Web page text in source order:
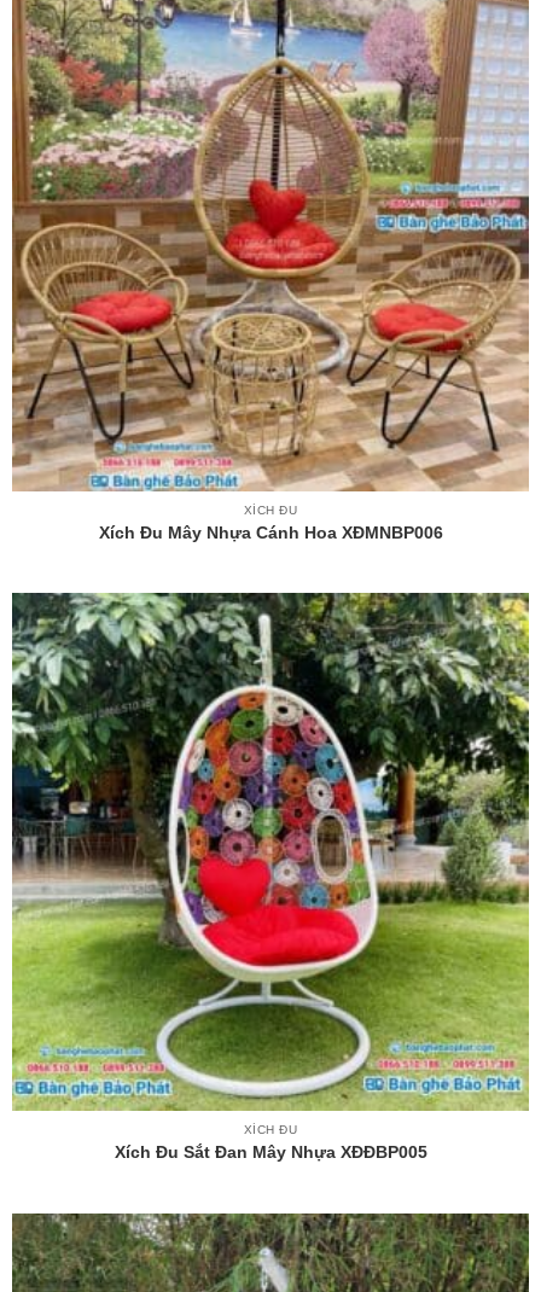
XÍCH ĐU
Xích Đu Mây Nhựa Cánh Hoa XĐMNBP006
XÍCH ĐU
Xích Đu Sắt Đan Mây Nhựa XĐĐBP005